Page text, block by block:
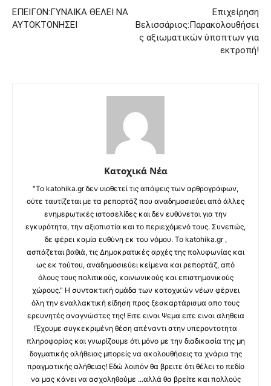
ΕΠΕΙΓΟΝ:ΓΥΝΑΙΚΑ ΘΕΛΕΙ ΝΑ
ΑΥΤΟΚΤΟΝΗΣΕΙ
Επιχείρηση
Βελισσάριος:Παρακολουθήσει
ς αξιωματικών ύποπτων για
εκτροπή!
Κατοχικά Νέα
"Το katohika.gr δεν υιοθετεί τις απόψεις των αρθρογράφων,
ούτε ταυτίζεται με τα ρεπορτάζ που αναδημοσιεύει από άλλες
ενημερωτικές ιστοσελίδες και δεν ευθύνεται για την
εγκυρότητα, την αξιοπιστία και το περιεχόμενό τους. Συνεπώς,
δε φέρει καμία ευθύνη εκ του νόμου. Το katohika.gr ,
ασπάζεται βαθιά, τις Δημοκρατικές αρχές της πολυφωνίας και
ως εκ τούτου, αναδημοσιεύει κείμενα και ρεπορτάζ, από
όλους τους πολιτικούς, κοινωνικούς και επιστημονικούς
χώρους." Η συντακτική ομάδα των κατοχικών νέων φέρνει
όλη την εναλλακτική είδηση προς ξεσκαρτάρισμα απο τους
ερευνητές αναγνώστες της! Ειτε ειναι Ψεμα ειτε ειναι αληθεια
!Έχουμε συγκεκριμένη θέση απέναντι στην υπεροντοτητα
πληροφορίας και γνωρίζουμε ότι μόνο με την διαδικασία της μη
δογματικής αλήθειας μπορείς να ακολουθήσεις τα χνάρια της
πραγματικής αλήθειας! Εδώ λοιπόν θα βρειτε ότι θέλει το πεδίο
να μας κάνει να ασχοληθούμε ...αλλά θα βρείτε και πολλούς